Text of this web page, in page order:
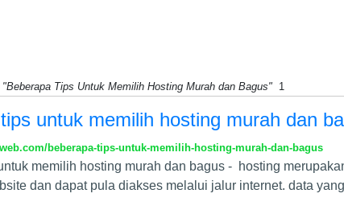
"Beberapa Tips Untuk Memilih Hosting Murah dan Bagus" 1
untuk memilih hosting murah dan
beberapa-tips-untuk-memilih-hosting-murah-dan-bagus
memilih hosting murah dan bagus - hosting
dan dapat pula diakses melalui jalur internet. data